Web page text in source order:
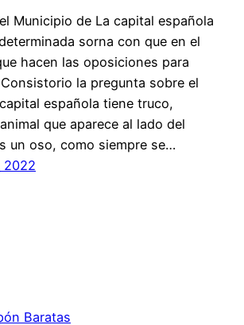
Municipio de La capital española
sorna con que en el
hacen las oposiciones para
la pregunta sobre el
española tiene truco,
que aparece al lado del
un oso, como siempre se…
2022
Baratas